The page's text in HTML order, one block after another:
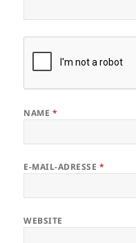
NAME *
E-MAIL-ADRESSE *
WEBSITE